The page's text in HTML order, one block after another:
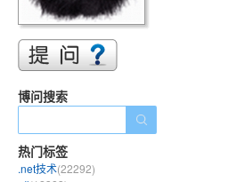
博问搜索
热门标签
.net技术(22292)